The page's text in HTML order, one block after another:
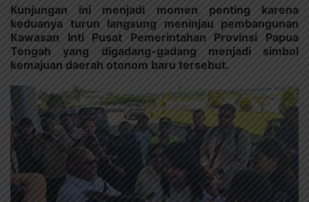
Kunjungan ini menjadi momen penting karena
keduanya turun langsung meninjau pembangunan
Kawasan Inti Pusat Pemerintahan Provinsi Papua
Tengah yang digadang-gadang menjadi simbol
kemajuan daerah otonom baru tersebut.